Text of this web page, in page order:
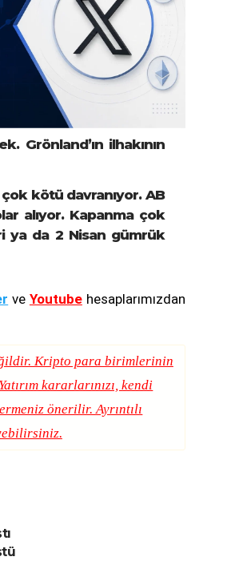
Grönland’ın ilhakının
kötü davranıyor. AB
alıyor. Kapanma çok
ya da 2 Nisan gümrük
ve Youtubehesaplarımızdan
Kripto para birimlerinin
kararlarınızı, kendi
önerilir. Ayrıntılı